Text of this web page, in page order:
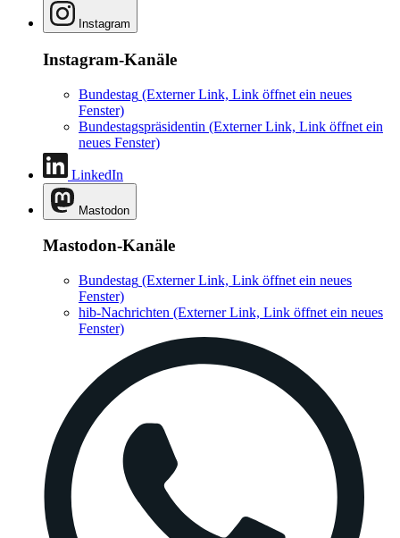
Instagram
Instagram-Kanäle
Bundestag (Externer Link, Link öffnet ein neues
Fenster)
Bundestagspräsidentin (Externer Link, Link öffnet ein
neues Fenster)
LinkedIn
Mastodon
Mastodon-Kanäle
Bundestag (Externer Link, Link öffnet ein neues
Fenster)
hib-Nachrichten (Externer Link, Link öffnet ein neues
Fenster)